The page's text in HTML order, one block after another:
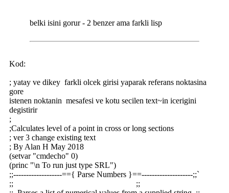
belki isini gorur - 2 benzer ama farkli lisp
Kod:
; yatay ve dikey farkli olcek girisi yaparak referans noktasina
gore
istenen noktanin mesafesi ve kotu secilen text~in icerigini
degistirir
;
;Calculates level of a point in cross or long sections
; ver 3 change existing text
; By Alan H May 2018
(setvar "cmdecho" 0)
(princ "\n To run just type SRL")
;;-------------------=={ Parse Numbers }==--------------------;;`
;; ;;